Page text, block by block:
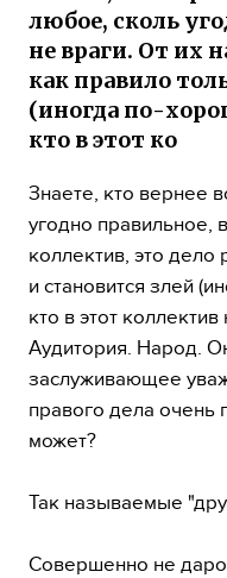
любое, сколь
не враги. От их
как правило
(иногда по-
кто в этот ко
Знаете, кто вернее
угодно правильное,
коллектив, это дело
и становится злей
кто в этот
Аудитория. Народ.
заслуживающее
правого дела очень
может?
Так называемые
Совершенно не